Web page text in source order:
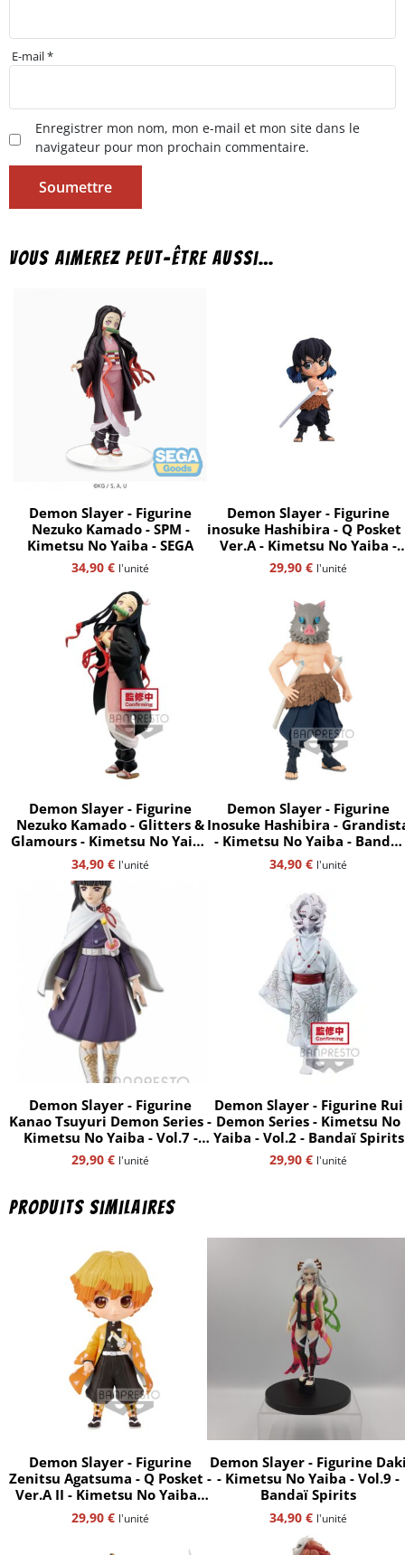
E-mail*
Enregistrer mon nom, mon e-mail et mon site dans le
navigateur pour mon prochain commentaire.
Vous aimerez peut-être aussi…
Demon Slayer - Figurine
Nezuko Kamado - SPM -
Kimetsu No Yaiba - SEGA
34,90 € l'unité
Demon Slayer - Figurine
inosuke Hashibira - Q Posket
Ver.A - Kimetsu No Yaiba -
Bandaï Spirits
29,90 € l'unité
Demon Slayer - Figurine
Nezuko Kamado - Glitters &
Glamours - Kimetsu No Yaiba
- Bandaï Spirits
34,90 € l'unité
Demon Slayer - Figurine
Inosuke Hashibira -
- Kimetsu No Yaiba - Bandaï
Spirits
34,90 € l'unité
Demon Slayer - Figurine
Kanao Tsuyuri Demon Series -
Kimetsu No Yaiba - Vol.7 -
Bandaï Spirits
29,90 € l'unité
Demon Slayer - Figurine Rui
Demon Series - Kimetsu No
Yaiba - Vol.2 - Bandaï Spirits
29,90 € l'unité
Produits similaires
Demon Slayer - Figurine
Zenitsu Agatsuma - Q Posket -
Ver.A II - Kimetsu No Yaiba -
Bandaï Spirits
29,90 € l'unité
Demon Slayer - Figurine
- Kimetsu No Yaiba - Vol.9 -
Bandaï Spirits
34,90 € l'unité